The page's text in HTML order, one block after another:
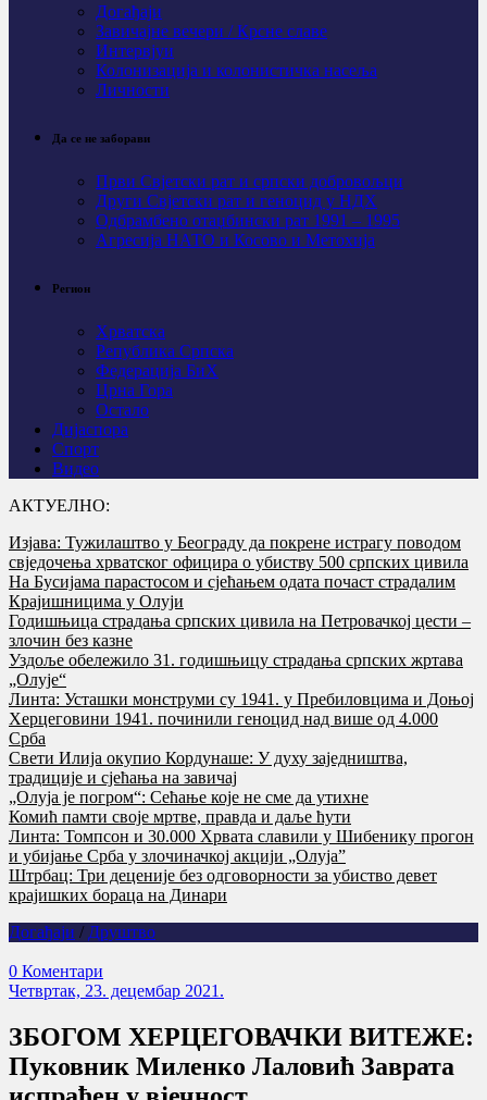
Догађаји
Завичајне вечери / Крсне славе
Интервјуи
Колонизација и колонистичка насеља
Личности
Да се не заборави
Први Свјeтски рат и српски добровољци
Други Свјетски рат и геноцид у НДХ
Одбрамбено отаџбински рат 1991 – 1995
Агресија НАТО и Косово и Метохија
Регион
Хрватска
Република Српска
Федерација БиХ
Црна Гора
Остало
Дијаспора
Спорт
Видео
АКТУЕЛНО:
Изјава: Тужилаштво у Београду да покрене истрагу поводом
свједочења хрватског официра о убиству 500 српских цивила
На Бусијама парастосом и сјећањем одата почаст страдалим
Крајишницима у Олуји
Годишњица страдања српских цивила на Петровачкој цести –
злочин без казне
Уздоље обележило 31. годишњицу страдања српских жртава
„Олује“
Линта: Усташки монструми су 1941. у Пребиловцима и Доњој
Херцеговини 1941. починили геноцид над више од 4.000
Срба
Свети Илија окупио Кордунаше: У духу заједништва,
традиције и сјећања на завичај
„Олуја је погром“: Сећање које не сме да утихне
Комић памти своје мртве, правда и даље ћути
Линта: Томпсон и 30.000 Хрвата славили у Шибенику прогон
и убијање Срба у злочиначкој акцији „Олуја”
Штрбац: Три деценије без одговорности за убиство девет
крајишких бораца на Динари
Догађаји / Друштво
0 Коментари
Четвртак, 23. децембар 2021.
ЗБОГОМ ХЕРЦЕГОВАЧКИ ВИТЕЖЕ:
Пуковник Миленко Лаловић Заврата